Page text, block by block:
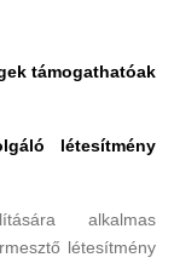
támogathatóak
létesítmény
alkalmas
létesítmény